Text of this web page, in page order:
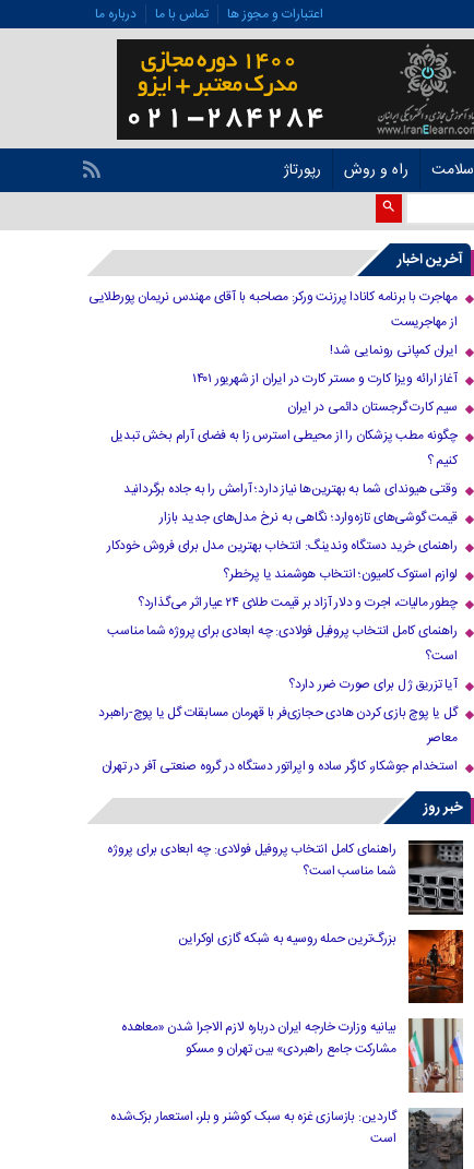
اعتبارات و مجوز ها تماس با ما درباره ما
سلامت راه و روش رپورتاژ
آخرین اخبار
مهاجرت با برنامه کانادا پرزنت ورکر: مصاحبه با آقای مهندس نریمان پورطلایی
از مهاجریست
ایران کمپانی رونمایی شد!
آغاز ارائه ویزا کارت و مستر کارت در ایران از شهریور ۱۴۰۱
سیم کارت گرجستان دائمی در ایران
چگونه مطب پزشکان را از محیطی استرس زا به فضای آرام بخش تبدیل
کنیم ؟
وقتی هیوندای شما به بهترین‌ها نیاز دارد؛ آرامش را به جاده برگردانید
قیمت گوشی‌های تازه‌وارد؛ نگاهی به نرخ مدل‌های جدید بازار
راهنمای خرید دستگاه وندینگ: انتخاب بهترین مدل برای فروش خودکار
لوازم استوک کامیون؛ انتخاب هوشمند یا پرخطر؟
چطور مالیات، اجرت و دلار آزاد بر قیمت طلای ۲۴ عیار اثر می‌گذارد؟
راهنمای کامل انتخاب پروفیل فولادی: چه ابعادی برای پروژه شما مناسب
است؟
آیا تزریق ژل برای صورت ضرر دارد​؟
گل یا پوچ بازی کردن هادی حجازی‌فر با قهرمان مسابقات گل یا پوچ-راهبرد
معاصر
استخدام جوشکار، کارگر ساده و اپراتور دستگاه در گروه صنعتی آفر در تهران
خبر روز
راهنمای کامل انتخاب پروفیل فولادی: چه ابعادی برای پروژه
شما مناسب است؟
بزرگ‌ترین حمله روسیه به شبکه گازی اوکراین
بیانیه وزارت خارجه ایران درباره لازم‌ الاجرا شدن «معاهده
مشارکت جامع راهبردی» بین تهران و مسکو
گاردین: بازسازی غزه به سبک کوشنر و بلر، استعمار بزک‌شده
است